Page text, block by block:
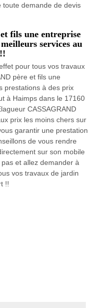
demande de devis
fils une entreprise
services au
pour tous vos travaux
père et fils une
prestations à des prix
à Haimps dans le 17160
CASSAGRAND
prix les moins chers sur
garantir une prestation
de vous rendre
sur son mobile
et allez demander à
vos travaux de jardin
!!